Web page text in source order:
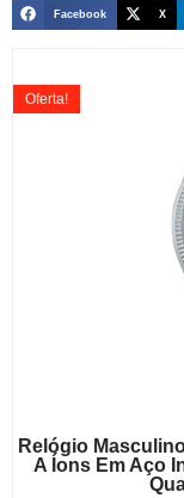
Facebook X
Relógio
A Íons Em Aço
Oferta!